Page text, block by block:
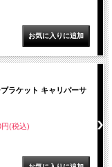
ラケット キャリパーサ
(税込)